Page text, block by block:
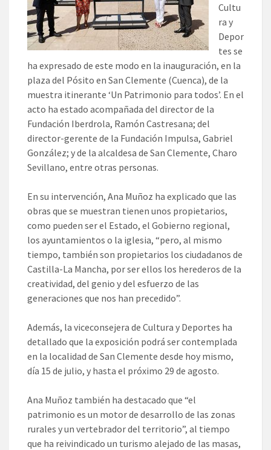
Cultu
ra y
Depor
tes se
ha expresado de este modo en la inauguración, en la
plaza del Pósito en San Clemente (Cuenca), de la
muestra itinerante ‘Un Patrimonio para todos’. En el
acto ha estado acompañada del director de la
Fundación Iberdrola, Ramón Castresana; del
director-gerente de la Fundación Impulsa, Gabriel
González; y de la alcaldesa de San Clemente, Charo
Sevillano, entre otras personas.
En su intervención, Ana Muñoz ha explicado que las
obras que se muestran tienen unos propietarios,
como pueden ser el Estado, el Gobierno regional,
los ayuntamientos o la iglesia, “pero, al mismo
tiempo, también son propietarios los ciudadanos de
Castilla-La Mancha, por ser ellos los herederos de la
creatividad, del genio y del esfuerzo de las
generaciones que nos han precedido”.
Además, la viceconsejera de Cultura y Deportes ha
detallado que la exposición podrá ser contemplada
en la localidad de San Clemente desde hoy mismo,
día 15 de julio, y hasta el próximo 29 de agosto.
Ana Muñoz también ha destacado que “el
patrimonio es un motor de desarrollo de las zonas
rurales y un vertebrador del territorio”, al tiempo
que ha reivindicado un turismo alejado de las masas,